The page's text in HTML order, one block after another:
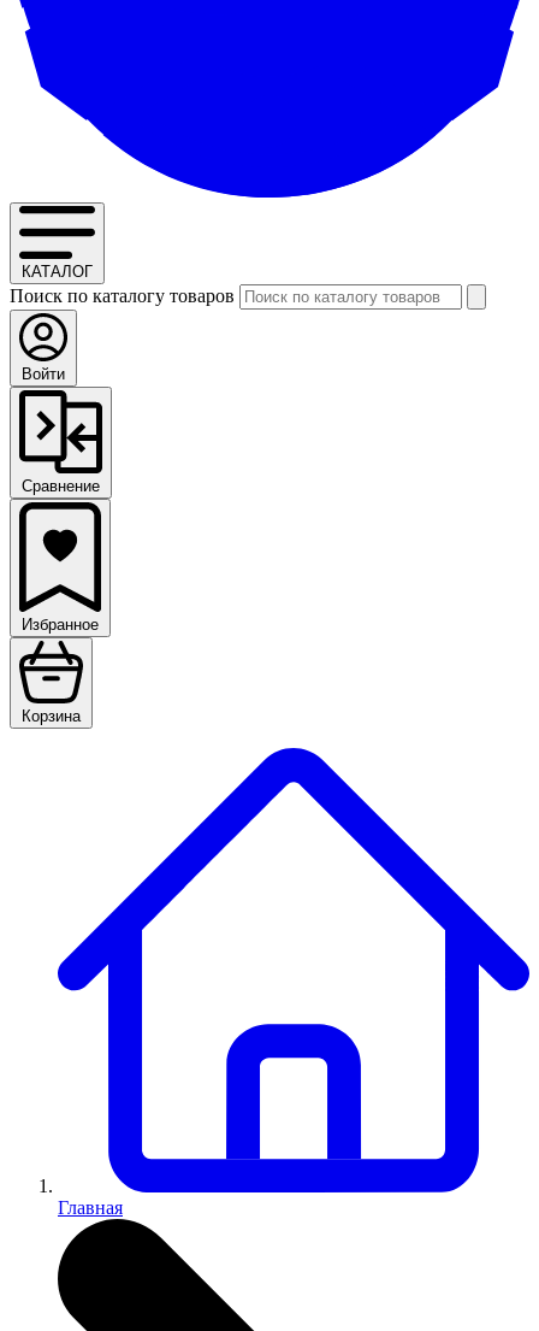
КАТАЛОГ
Поиск по каталогу товаров
Войти
Сравнение
Избранное
Корзина
Главная